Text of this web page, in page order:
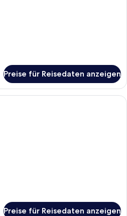
Preise für Reisedaten anzeigen
Ein Hotelzimmer mit einer Couch,
Preise für Reisedaten anzeigen